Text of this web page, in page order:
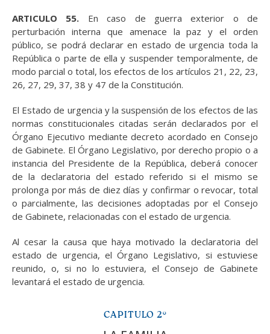
ARTICULO 55. En caso de guerra exterior o de
perturbación interna que amenace la paz y el orden
público, se podrá declarar en estado de urgencia toda la
República o parte de ella y suspender temporalmente, de
modo parcial o total, los efectos de los artículos 21, 22, 23,
26, 27, 29, 37, 38 y 47 de la Constitución.
El Estado de urgencia y la suspensión de los efectos de las
normas constitucionales citadas serán declarados por el
Órgano Ejecutivo mediante decreto acordado en Consejo
de Gabinete. El Órgano Legislativo, por derecho propio o a
instancia del Presidente de la República, deberá conocer
de la declaratoria del estado referido si el mismo se
prolonga por más de diez días y confirmar o revocar, total
o parcialmente, las decisiones adoptadas por el Consejo
de Gabinete, relacionadas con el estado de urgencia.
Al cesar la causa que haya motivado la declaratoria del
estado de urgencia, el Órgano Legislativo, si estuviese
reunido, o, si no lo estuviera, el Consejo de Gabinete
levantará el estado de urgencia.
CAPITULO 2°